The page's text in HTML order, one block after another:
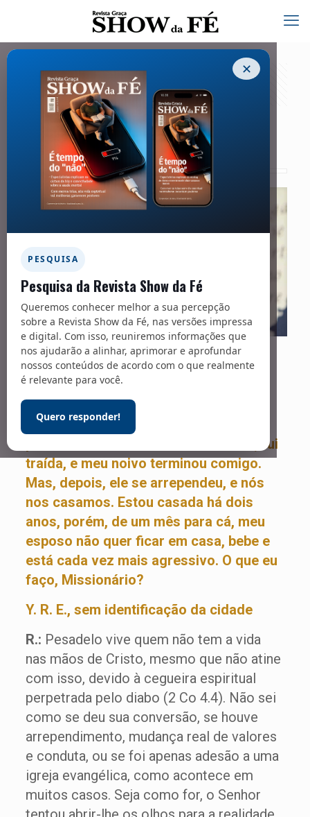
✕
PESQUISA
Pesquisa da Revista Show da Fé
Queremos conhecer melhor a sua percepção
sobre a Revista Show da Fé, nas versões impressa
e digital. Com isso, reuniremos informações que
nos ajudarão a alinhar, aprimorar e aprofundar
nossos conteúdos de acordo com o que realmente
é relevante para você.
Quero responder!
Minha Resposta – 258
01/01/2021
Sou membro da Assembleia de Deus.
Antes de me converter, eu já era noiva
havia mais de dois anos. Assim que
encontrei Jesus, minha vida virou um
pesadelo. Com casamento marcado, fui
traída, e meu noivo terminou comigo.
Mas, depois, ele se arrependeu, e nós
nos casamos. Estou casada há dois
anos, porém, de um mês para cá, meu
esposo não quer ficar em casa, bebe e
está cada vez mais agressivo. O que eu
faço, Missionário?
Y. R. E., sem identificação da cidade
R.: Pesadelo vive quem não tem a vida
nas mãos de Cristo, mesmo que não atine
com isso, devido à cegueira espiritual
perpetrada pelo diabo (2 Co 4.4). Não sei
como se deu sua conversão, se houve
arrependimento, mudança real de valores
e conduta, ou se foi apenas adesão a uma
igreja evangélica, como acontece em
muitos casos. Seja como for, o Senhor